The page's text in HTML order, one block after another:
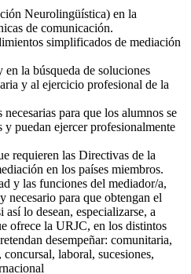
Neurolingüística) en la
de comunicación.
simplificados de mediación
en la búsqueda de soluciones
y al ejercicio profesional de la
para que los alumnos se
puedan ejercer profesionalmente
requieren las Directivas de la
en los países miembros.
y las funciones del mediador/a,
necesario para que obtengan el
lo desean, especializarse, a
ofrece la URJC, en los distintos
desempeñar: comunitaria,
laboral, sucesiones,